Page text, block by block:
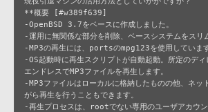
**概要 [#w389f639]
-OpenBSD 3.7をベースに作成しました。
-運用に無関係な部分を削除、ベースシステムをスリ
-MP3の再生には、portsのmpg123を使用しています
-OS起動時に再生スクリプトが自動起動。所定のディ
エンドレスでMP3ファイルを再生します。
-MP3ファイルはローカルに格納したものの他、ネッ
がら再生を行うこともできます。
-再生プロセスは、rootでない専用のユーザアカウ